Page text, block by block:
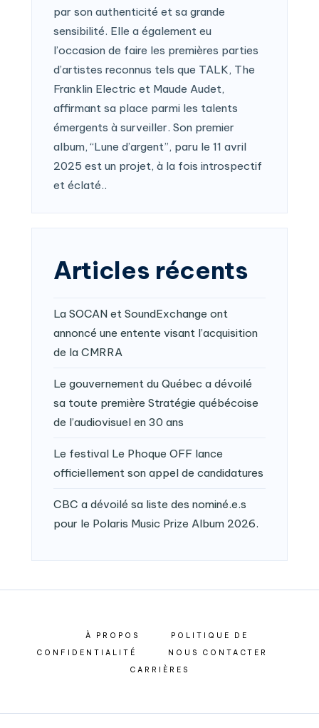
par son authenticité et sa grande
sensibilité. Elle a également eu
l’occasion de faire les premières parties
d’artistes reconnus tels que TALK, The
Franklin Electric et Maude Audet,
affirmant sa place parmi les talents
émergents à surveiller. Son premier
album, “Lune d’argent”, paru le 11 avril
2025 est un projet, à la fois introspectif
et éclaté..
Articles récents
La SOCAN et SoundExchange ont
annoncé une entente visant l’acquisition
de la CMRRA
Le gouvernement du Québec a dévoilé
sa toute première Stratégie québécoise
de l’audiovisuel en 30 ans
Le festival Le Phoque OFF lance
officiellement son appel de candidatures
CBC a dévoilé sa liste des nominé.e.s
pour le Polaris Music Prize Album 2026.
À PROPOS
POLITIQUE DE
CONFIDENTIALITÉ
NOUS CONTACTER
CARRIÈRES